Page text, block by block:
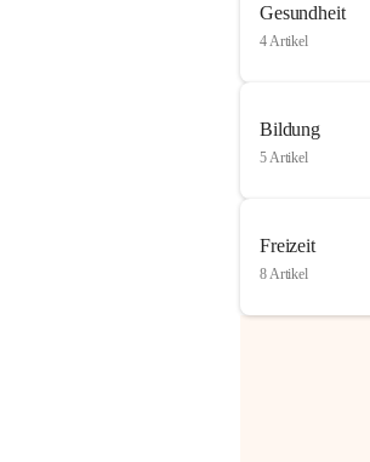
Gesundheit
4 Artikel
Bildung
5 Artikel
Freizeit
8 Artikel